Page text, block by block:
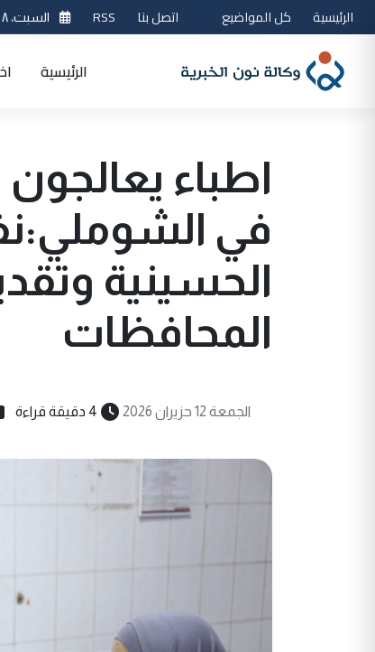
الرئيسية كل المواضيع اتصل بنا RSS السبت، ٨ أغسطس 2026
الرئيسية
اطباء
في
الحسينية
المحافظات
الجمعة 12 حزيران 2026 4 دقيقة قراءة